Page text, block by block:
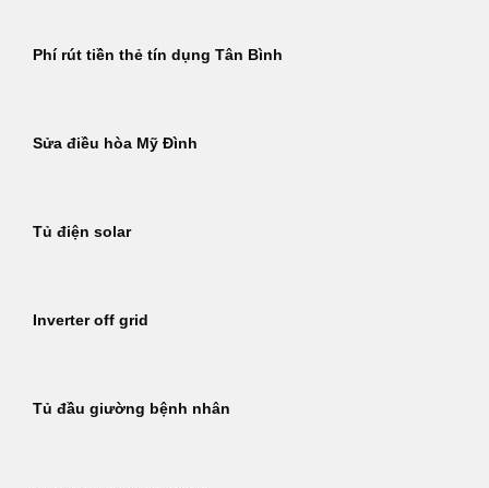
Phí rút tiền thẻ tín dụng Tân Bình
Sửa điều hòa Mỹ Đình
Tủ điện solar
Inverter off grid
Tủ đầu giường bệnh nhân